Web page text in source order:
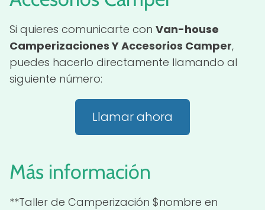
Si quieres comunicarte con Van-house
Camperizaciones Y Accesorios Camper,
puedes hacerlo directamente llamando al
siguiente número:
Llamar ahora
Más información
**Taller de Camperización $nombre en